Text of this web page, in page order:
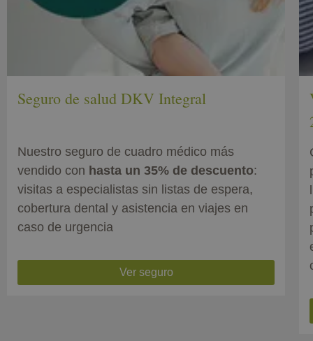
Seguro de salud DKV Integral
Nuestro seguro de cuadro médico más
vendido con hasta un 35% de descuento:
visitas a especialistas sin listas de espera,
cobertura dental y asistencia en viajes en
caso de urgencia
Ver seguro